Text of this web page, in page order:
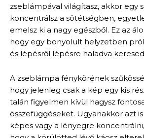
zseblámpával világítasz, akkor egy
koncentrálsz a sötétségben,
emelsz ki a nagy egészből. Ez az
hogy egy bonyolult helyzetben
és lépésről lépésre haladva
A zseblámpa fénykörének
hogy jelenleg csak a kép egy kis
talán figyelmen kívül hagysz
összefüggéseket. Ugyanakkor azt
képes vagy a lényegre